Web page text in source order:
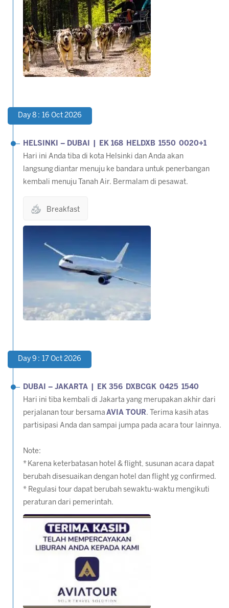
Day 8 : 16 Oct 2026
HELSINKI – DUBAI | EK 168 HELDXB 1550 0020+1
Hari ini Anda tiba di kota Helsinki dan Anda akan
langsung diantar menuju ke bandara untuk penerbangan
kembali menuju Tanah Air. Bermalam di pesawat.
Breakfast
Day 9 : 17 Oct 2026
DUBAI – JAKARTA | EK 356 DXBCGK 0425 1540
Hari ini tiba kembali di Jakarta yang merupakan akhir dari
perjalanan tour bersama AVIA TOUR. Terima kasih atas
partisipasi Anda dan sampai jumpa pada acara tour lainnya.
Note:
* Karena keterbatasan hotel & flight, susunan acara dapat
berubah disesuaikan dengan hotel dan flight yg confirmed.
* Regulasi tour dapat berubah sewaktu-waktu mengikuti
peraturan dari pemerintah.